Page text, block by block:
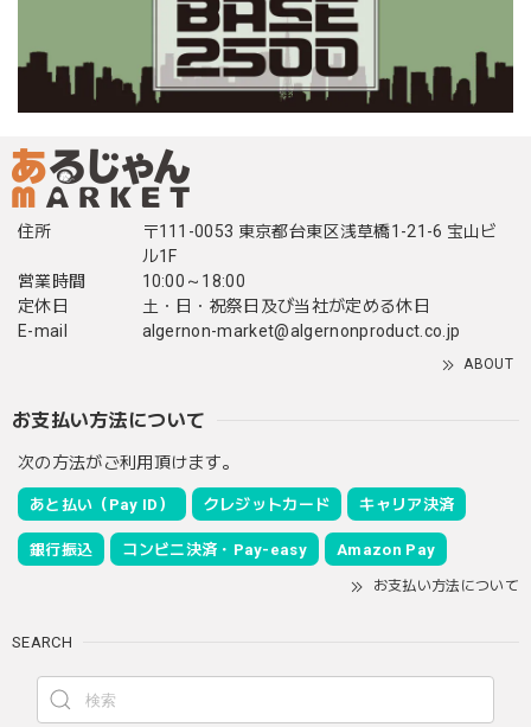
住所
〒111-0053 東京都台東区浅草橋1-21-6 宝山ビ
ル1F
営業時間
10:00～18:00
定休日
土・日・祝祭日及び当社が定める休日
E-mail
algernon-market@algernonproduct.co.jp
ABOUT
お支払い方法について
次の方法がご利用頂けます。
あと払い（Pay ID） クレジットカード キャリア決済
銀行振込 コンビニ決済・Pay-easy Amazon Pay
お支払い方法について
SEARCH